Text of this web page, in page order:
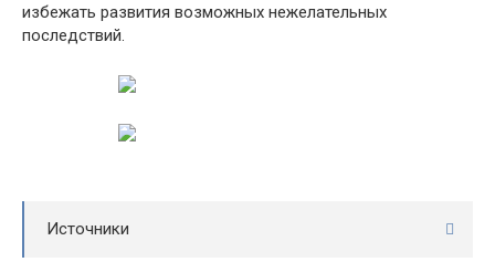
избежать развития возможных нежелательных
последствий.
Источники